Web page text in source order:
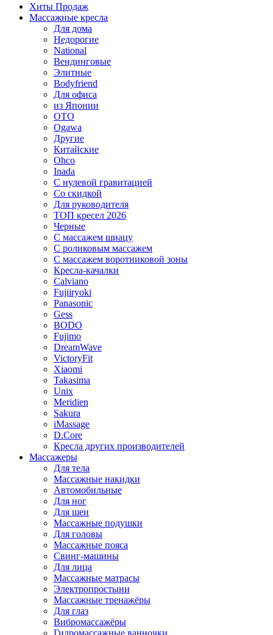
Хиты Продаж
Массажные кресла
Для дома
Недорогие
National
Вендинговые
Элитные
Bodyfriend
Для офиса
из Японии
OTO
Ogawa
Другие
Китайские
Ohco
Inada
С нулевой гравитацией
Со скидкой
Для руководителя
ТОП кресел 2026
Черные
С массажем шиацу
С роликовым массажем
С массажем воротниковой зоны
Кресла-качалки
Calviano
Fujiiryoki
Panasonic
Gess
BODO
Fujimo
DreamWave
VictoryFit
Xiaomi
Takasima
Unix
Meridien
Sakura
iMassage
D.Core
Кресла других производителей
Массажеры
Для тела
Массажные накидки
Автомобильные
Для ног
Для шеи
Массажные подушки
Для головы
Массажные пояса
Свинг-машины
Для лица
Массажные матрасы
Электропростыни
Массажные тренажёры
Для глаз
Вибромассажёры
Гидромассажные ванночки